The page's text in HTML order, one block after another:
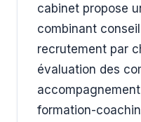
cabinet propose
combinant
recrutement par
évaluation des
formation-